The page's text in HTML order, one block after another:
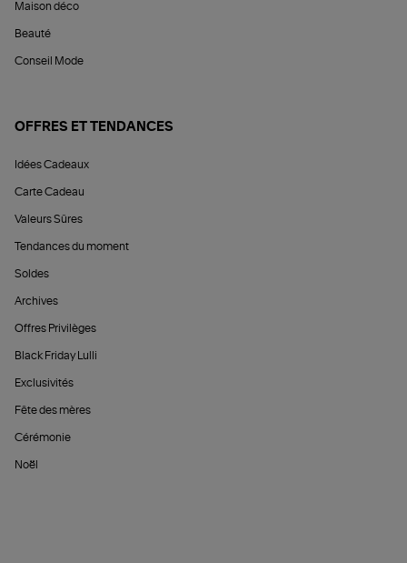
Maison déco
Beauté
Conseil Mode
OFFRES ET TENDANCES
Idées Cadeaux
Carte Cadeau
Valeurs Sûres
Tendances du moment
Soldes
Archives
Offres Privilèges
Black Friday Lulli
Exclusivités
Fête des mères
Cérémonie
Noël